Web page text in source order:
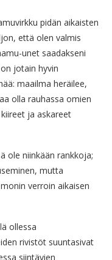
pidän aikaisten
että olen valmis
unet saadakseni
jotain hyvin
maailma heräilee,
olla rauhassa omien
ja askareet
ole niinkään rankkoja;
mutta
verroin aikaisen
ollessa
rivistöt suuntasivat
siintävien